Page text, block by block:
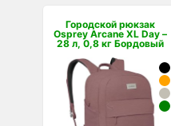
Городской рюкзак
Osprey Arcane XL Day –
28 л, 0,8 кг Бордовый